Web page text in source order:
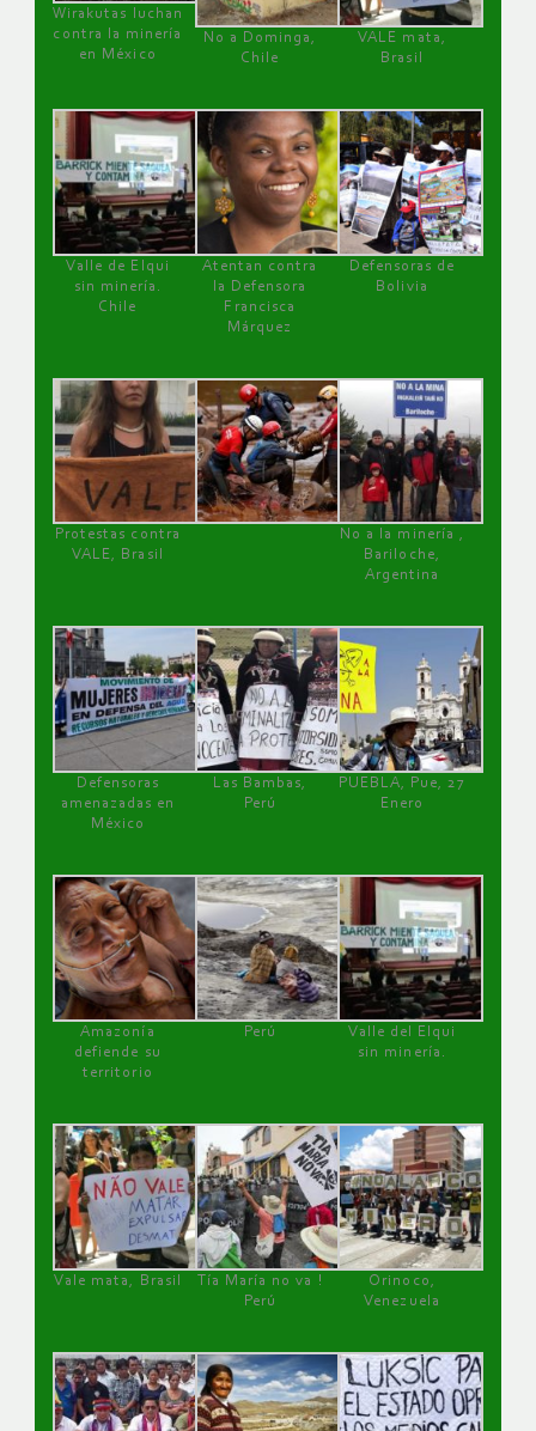
Wirakutas luchan
contra la minería
en México
No a Dominga,
Chile
VALE mata,
Brasil
Valle de Elqui
sin minería.
Chile
Atentan contra
la Defensora
Francisca
Márquez
Defensoras de
Bolivia
Protestas contra
VALE, Brasil
No a la minería ,
Bariloche,
Argentina
Defensoras
amenazadas en
México
Las Bambas,
Perú
PUEBLA, Pue, 27
Enero
Amazonía
defiende su
territorio
Perú
Valle del Elqui
sin minería.
Vale mata, Brasil
Tía María no va !
Perú
Orinoco,
Venezuela